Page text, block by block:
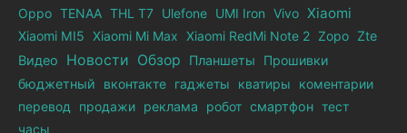
Oppo TENAA THL T7 Ulefone UMI Iron Vivo Xiaomi
Xiaomi MI5 Xiaomi Mi Max Xiaomi RedMi Note 2 Zopo Zte
Видео Новости Обзор Планшеты
Прошивки
бюджетный
вконтакте гаджеты кватиры
коментарии
перевод
продажи реклама робот смартфон тест
часы